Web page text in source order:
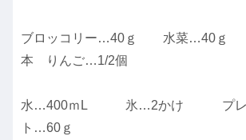
ブロッコリー…40ｇ 水菜…40ｇ
本 りんご…1/2個
水…400ｍL 氷…2かけ プレー
ト…60ｇ